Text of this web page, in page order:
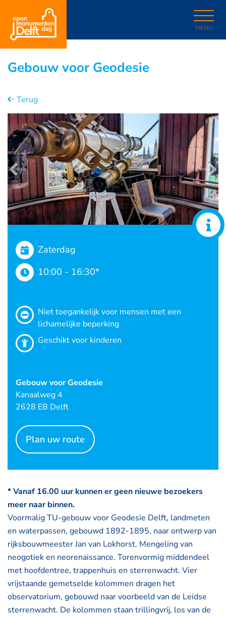
MENU
Gebouw voor Geodesie
Terug
Zaterdag
10:00 - 16:30*
Niet toegankelijk voor mensen met een
lichamelijke beperking
Geschikt voor kinderen
Gebouw voor Geodesie
Kanaalweg 4
2628 EB Delft
Plan uw route
* Vanaf 16.00 uur kunnen er geen nieuwe bezoekers
meer naar binnen.
Voormalig TU-gebouw voor Geodesie Delft, landmeten
en waterpassen, gebouwd 1892-1895, naar ontwerp van
rijksbouwmeester Jan van Lokhorst. Mengeling van
neogotiek en neorenaissance. Torenvormig middendeel
met hoofdentree, trappenhuis en sterrenwacht. Vier
vrijstaande gemetselde kolommen dragen het
observatorium, gebouwd naar voorbeeld van de Leidse
sterrenwacht. De kolommen staan trillingvrij, los van de